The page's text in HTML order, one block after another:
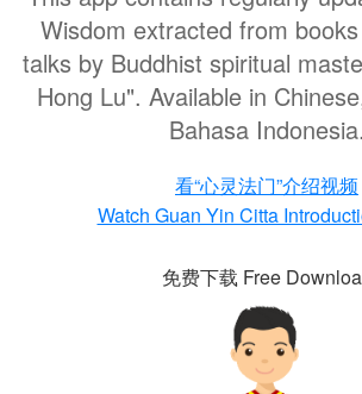
Wisdom extracted from
talks by Buddhist spiritual
Hong Lu". Available in
Bahasa Indonesia.
看“心灵法门”介绍视频
Watch Guan Yin Citta
免费下载 Free